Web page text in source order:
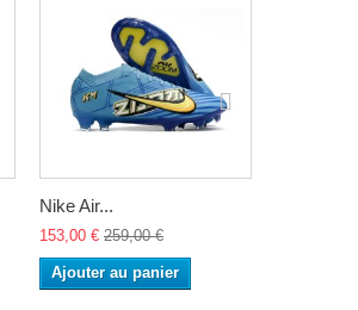
Nike Air...
153,00 € 259,00 €
Ajouter au panier